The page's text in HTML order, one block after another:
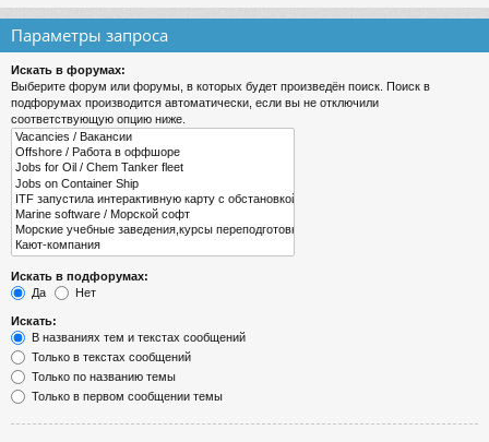
Параметры запроса
Искать в форумах:
Выберите форум или форумы, в которых будет произведён поиск. Поиск в
подфорумах производится автоматически, если вы не отключили
соответствующую опцию ниже.
Искать в подфорумах:
Да
Нет
Искать:
В названиях тем и текстах сообщений
Только в текстах сообщений
Только по названию темы
Только в первом сообщении темы